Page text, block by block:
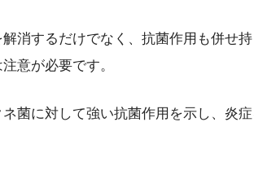
消するだけでなく、抗菌作用も併せ
意が必要です。
ネ菌に対して強い抗菌作用を示し、炎